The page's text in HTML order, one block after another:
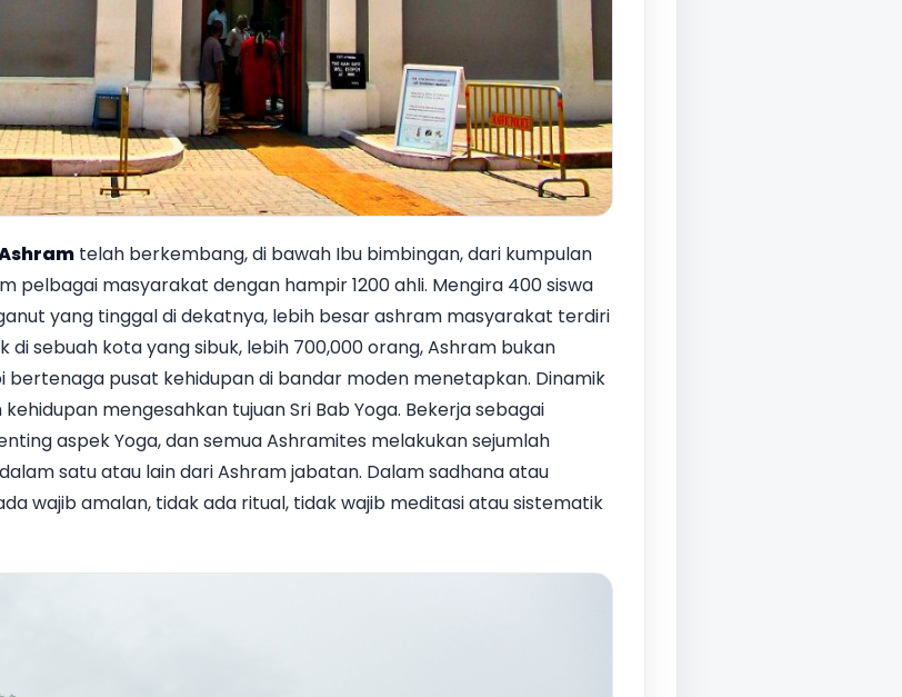
telah berkembang, di bawah Ibu bimbingan, dari kumpulan
pelbagai masyarakat dengan hampir 1200 ahli. Mengira 400 siswa
yang tinggal di dekatnya, lebih besar ashram masyarakat terdiri
sebuah kota yang sibuk, lebih 700,000 orang, Ashram bukan
pusat kehidupan di bandar moden menetapkan. Dinamik
mengesahkan tujuan Sri Bab Yoga. Bekerja sebagai
aspek Yoga, dan semua Ashramites melakukan sejumlah
satu atau lain dari Ashram jabatan. Dalam sadhana atau
wajib amalan, tidak ada ritual, tidak wajib meditasi atau sistematik